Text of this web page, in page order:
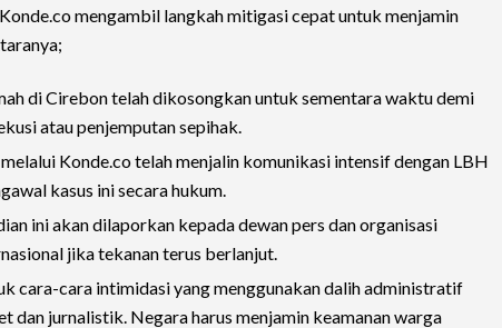
mengambil langkah mitigasi cepat untuk menjamin
di Cirebon telah dikosongkan untuk sementara waktu demi
atau penjemputan sepihak.
Konde.co telah menjalin komunikasi intensif dengan LBH
kasus ini secara hukum.
ini akan dilaporkan kepada dewan pers dan organisasi
jika tekanan terus berlanjut.
cara-cara intimidasi yang menggunakan dalih administratif
dan jurnalistik. Negara harus menjamin keamanan warga